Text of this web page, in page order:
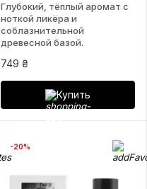
Глубокий, тёплый аромат с
ноткой ликёра и
соблазнительной
древесной базой.
749 ₴
Купить
-20%